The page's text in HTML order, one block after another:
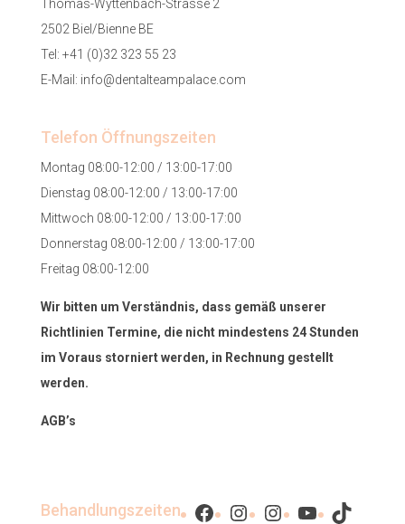
Thomas-Wyttenbach-Strasse 2
2502 Biel/Bienne BE
Tel: +41 (0)32 323 55 23
E-Mail: info@dentalteampalace.com
Telefon Öffnungszeiten
Montag 08:00-12:00 / 13:00-17:00
Dienstag 08:00-12:00 / 13:00-17:00
Mittwoch 08:00-12:00 / 13:00-17:00
Donnerstag 08:00-12:00 / 13:00-17:00
Freitag 08:00-12:00
Wir bitten um Verständnis, dass gemäß unserer
Richtlinien Termine, die nicht mindestens 24 Stunden
im Voraus storniert werden, in Rechnung gestellt
werden.
AGB’s
Behandlungszeiten Facebook
Instagram
Instagram
YouTube
TikTok